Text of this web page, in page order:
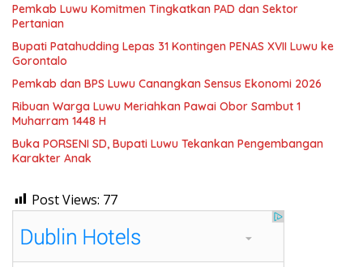
Pemkab Luwu Komitmen Tingkatkan PAD dan Sektor
Pertanian
Bupati Patahudding Lepas 31 Kontingen PENAS XVII Luwu ke
Gorontalo
Pemkab dan BPS Luwu Canangkan Sensus Ekonomi 2026
Ribuan Warga Luwu Meriahkan Pawai Obor Sambut 1
Muharram 1448 H
Buka PORSENI SD, Bupati Luwu Tekankan Pengembangan
Karakter Anak
Post Views: 77